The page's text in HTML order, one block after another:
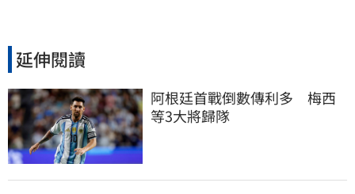
延伸閱讀
阿根廷首戰倒數傳利多　梅西
等3大將歸隊